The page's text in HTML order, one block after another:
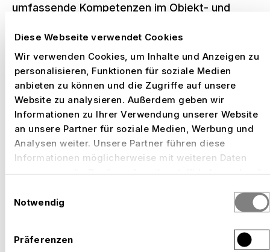
Diese Webseite verwendet Cookies
Wir verwenden Cookies, um Inhalte und Anzeigen zu
personalisieren, Funktionen für soziale Medien
anbieten zu können und die Zugriffe auf unsere
Website zu analysieren. Außerdem geben wir
Informationen zu Ihrer Verwendung unserer Website
an unsere Partner für soziale Medien, Werbung und
Analysen weiter. Unsere Partner führen diese
Informationen möglicherweise mit weiteren Daten
haben.
Notwendig
Präferenzen
umfassende Kompetenzen im Objekt- und
Schweiz undNÜSSLI Tschechienbündeln wir
Expertise in Schreinerei, Zimmerei und
Metallbau sowie im hochwertigen Innenausbau
und erweitern damit unser Leistungsportfolio
um dauerhaft realisierte Bau- und
Ausbauprojekte aus einer Hand.
Aus dem weltweit tätigen
unserer Geschichte seit 1941. Doch was